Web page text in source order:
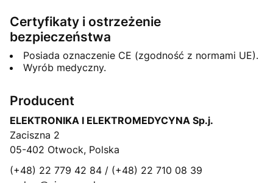
Certyfikaty i ostrzeżenie
bezpieczeństwa
Posiada oznaczenie CE (zgodność z normami UE).
Wyrób medyczny.
Producent
ELEKTRONIKA I ELEKTROMEDYCYNA Sp.j.
Zaciszna 2
05-402 Otwock, Polska
(+48) 22 779 42 84 / (+48) 22 710 08 39